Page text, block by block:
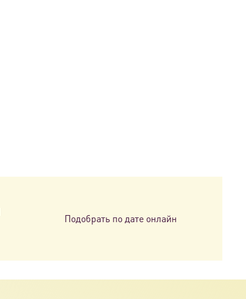
Подобрать по дате онлайн